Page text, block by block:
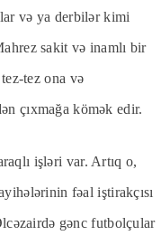
və ya derbilər kimi
sakit və inamlı bir
tez ona və
çıxmağa kömək edir.
işləri var. Artıq o,
fəal iştirakçısı
gənc futbolçular